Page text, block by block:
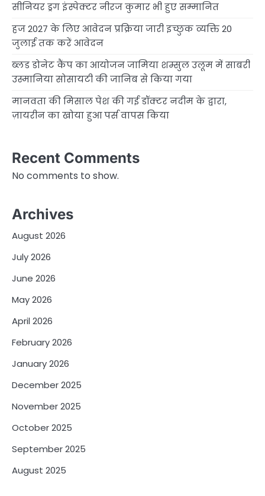
सीनियर ड्रग इंस्पेक्टर नीरज कुमार भी हुए सम्मानित
हज 2027 के लिए आवेदन प्रक्रिया जारी इच्छुक व्यक्ति 20
जुलाई तक करें आवेदन
ब्लड डोनेट कैंप का आयोजन जामिया शम्सुल उलूम में साबरी
उस्मानिया सोसायटी की जानिब से किया गया
मानवता की मिसाल पेश की गई डॉक्टर नदीम के द्वारा,
ज़ायरीन का खोया हुआ पर्स वापस किया
Recent Comments
No comments to show.
Archives
August 2026
July 2026
June 2026
May 2026
April 2026
February 2026
January 2026
December 2025
November 2025
October 2025
September 2025
August 2025